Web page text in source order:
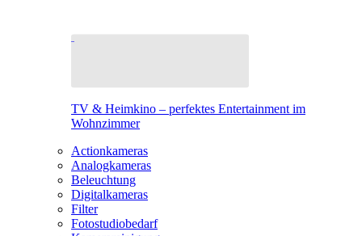
TV & Heimkino – perfektes Entertainment im
Wohnzimmer
Actionkameras
Analogkameras
Beleuchtung
Digitalkameras
Filter
Fotostudiobedarf